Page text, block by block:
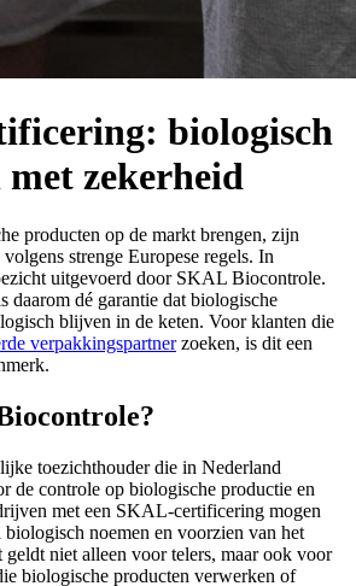
biologisch
zekerheid
producten op de markt brengen, zijn
strenge Europese regels. In
uitgevoerd door SKAL Biocontrole.
dé garantie dat biologische
blijven in de keten. Voor klanten die
verpakkingspartnerzoeken, is dit een
toezichthouder die in Nederland
de controle op biologische productie en
met een SKAL-certificering mogen
noemen en voorzien van het
niet alleen voor telers, maar ook voor
biologische producten verwerken of